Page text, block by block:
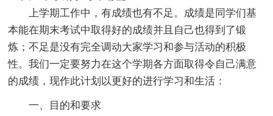
上学期工作中，有成绩也有不足。成绩是同学们基
本能在期末考试中取得好的成绩并且自己也得到了锻
炼；不足是没有完全调动大家学习和参与活动的积极
性。我们一定要努力在这个学期各方面取得令自己满意
的成绩，现作此计划以更好的进行学习和生活：
一、目的和要求